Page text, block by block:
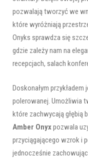
pozwalają tworzyć we
które wyróżniają
Onyks sprawdza się
gdzie zależy nam na
recepcjach, salach
Doskonałym przykładem
polerowanej. Umożliwia
które zachwycają głębią
Amber Onyxpozwala
przyciągającego wzrok i
jednocześnie